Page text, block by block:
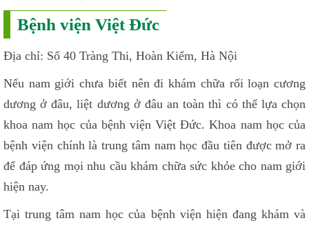
Bệnh viện Việt Đức
Địa chỉ: Số 40 Tràng Thi, Hoàn Kiếm, Hà Nội
Nếu nam giới chưa biết nên đi khám chữa rối loạn cương
dương ở đâu, liệt dương ở đâu an toàn thì có thể lựa chọn
khoa nam học của bệnh viện Việt Đức. Khoa nam học của
bệnh viện chính là trung tâm nam học đầu tiên được mở ra
để đáp ứng mọi nhu cầu khám chữa sức khỏe cho nam giới
hiện nay.
Tại trung tâm nam học của bệnh viện hiện đang khám và